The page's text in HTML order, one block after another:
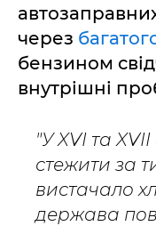
через
бензином
внутрішні
"У XVI та
стежити за
вистачало
держава